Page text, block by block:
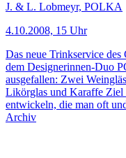
J. & L. Lobmeyr, POLKA
4.10.2008, 15 Uhr
Das neue Trinkservice
dem Designerinnen-Duo
ausgefallen: Zwei
Likörglas und Karaffe Ziel
entwickeln, die man oft
Archiv